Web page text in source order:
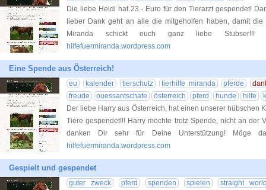
Die liebe Heidi hat 23.- Euro für den Tierarzt gespendet!
lieber Dank geht an alle die mitgeholfen haben, damit
Miranda schickt euch ganz liebe
hilfefuermiranda.wordpress.com
Eine Spende aus Österreich!
eu kalender tierschutz tierhilfe miranda pferde
freude
ouessantschafe österreich pferd hunde hilfe
Der liebe Harry aus Österreich, hat einen unserer hübschen
Tiere gespendet!!! Harry möchte trotz Spende, nicht an der
danken Dir sehr für Deine Unterstützung!
hilfefuermiranda.wordpress.com
Gespielt und gespendet
guter zweck pferd spenden spielen
straight